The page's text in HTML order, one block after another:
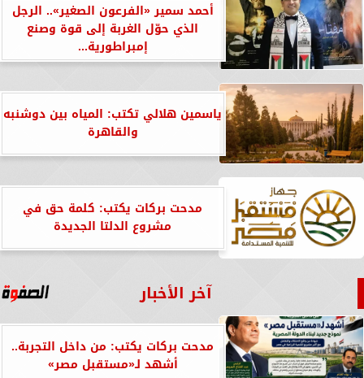
أحمد سمير «الفرعون الصغير».. الرجل
الذي حوّل الغربة إلى قوة وصنع
إمبراطورية...
ياسمين هلالي تكتب: المياه بين دوشنبه
والقاهرة
مدحت بركات يكتب: كلمة حق في
مشروع الدلتا الجديدة
آخر الأخبار
مدحت بركات يكتب: من داخل التجربة..
أشهد لـ«مستقبل مصر»